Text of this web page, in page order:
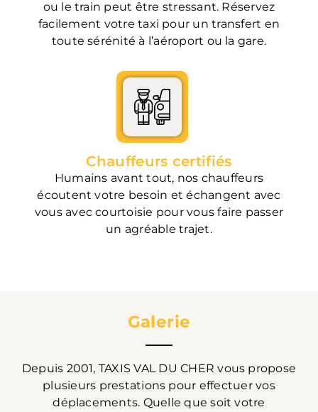
ou le train peut être stressant. Réservez
facilement votre taxi pour un transfert en
toute sérénité à l’aéroport ou la gare.
Chauffeurs certifiés
Humains avant tout, nos chauffeurs
écoutent votre besoin et échangent avec
vous avec courtoisie pour vous faire passer
un agréable trajet.
Galerie
Depuis 2001, TAXIS VAL DU CHER vous propose
plusieurs prestations pour effectuer vos
déplacements. Quelle que soit votre